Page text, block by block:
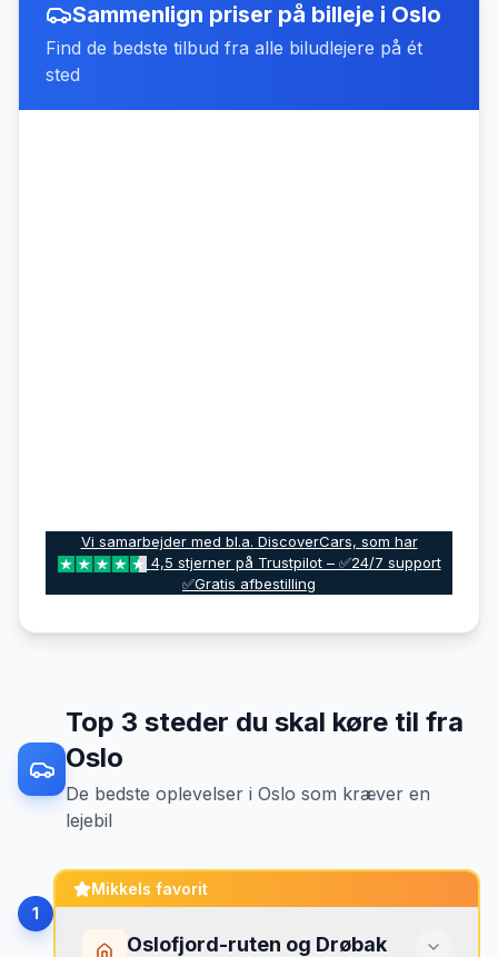
Sammenlign priser på billeje i Oslo
Find de bedste tilbud fra alle biludlejere på ét
sted
Vi samarbejder med bl.a. DiscoverCars, som har
4,5 stjerner på Trustpilot – ✅24/7 support
✅Gratis afbestilling
Top 3 steder du skal køre til fra
Oslo
De bedste oplevelseri Oslo som kræver en
lejebil
1
Mikkels favorit
Oslofjord-ruten og Drøbak